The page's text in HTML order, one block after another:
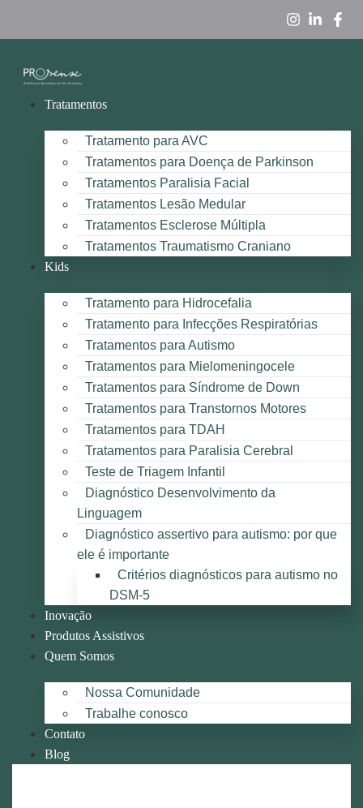
Tratamentos
Tratamento para AVC
Tratamentos para Doença de Parkinson
Tratamentos Paralisia Facial
Tratamentos Lesão Medular
Tratamentos Esclerose Múltipla
Tratamentos Traumatismo Craniano
Kids
Tratamento para Hidrocefalia
Tratamento para Infecções Respiratórias
Tratamentos para Autismo
Tratamentos para Mielomeningocele
Tratamentos para Síndrome de Down
Tratamentos para Transtornos Motores
Tratamentos para TDAH
Tratamentos para Paralisia Cerebral
Teste de Triagem Infantil
Diagnóstico Desenvolvimento da
Linguagem
Diagnóstico assertivo para autismo: por que
ele é importante
Critérios diagnósticos para autismo no
DSM-5
Inovação
Produtos Assistivos
Quem Somos
Nossa Comunidade
Trabalhe conosco
Contato
Blog